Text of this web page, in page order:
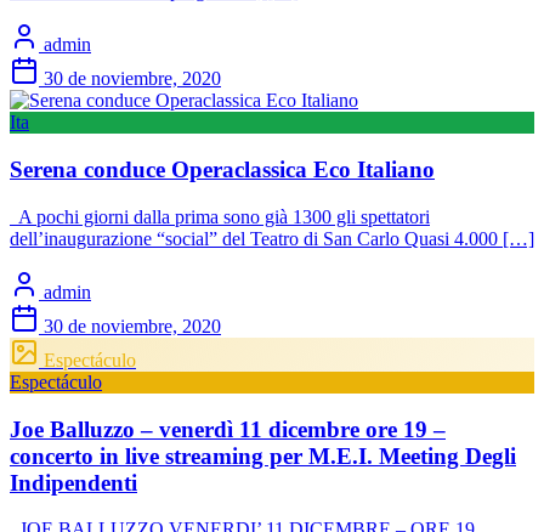
admin
30 de noviembre, 2020
Ita
Serena conduce Operaclassica Eco Italiano
A pochi giorni dalla prima sono già 1300 gli spettatori
dell’inaugurazione “social” del Teatro di San Carlo Quasi 4.000 […]
admin
30 de noviembre, 2020
Espectáculo
Espectáculo
Joe Balluzzo – venerdì 11 dicembre ore 19 –
concerto in live streaming per M.E.I. Meeting Degli
Indipendenti